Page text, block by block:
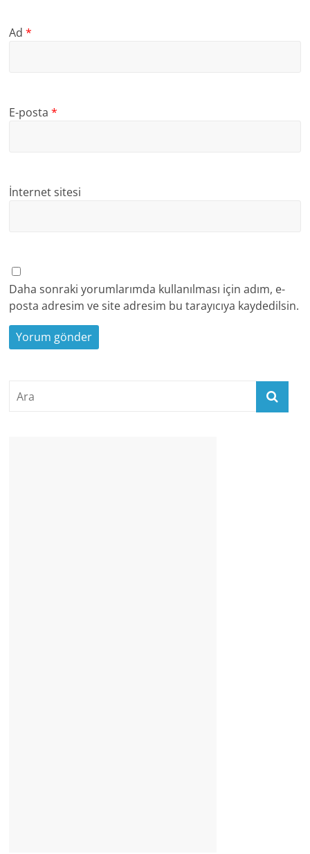
Ad*
E-posta*
İnternet sitesi
Daha sonraki yorumlarımda kullanılması için adım, e-
posta adresim ve site adresim bu tarayıcıya kaydedilsin.